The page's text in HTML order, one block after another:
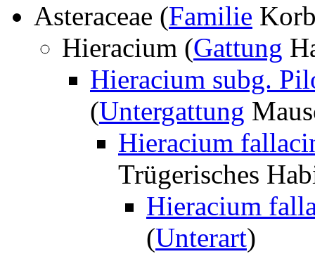
Asteraceae (Familie
Hieracium (Gattung
Hieracium subg.
(Untergattung
Hieracium
Trügerisches
Hieracium
(Unterart)